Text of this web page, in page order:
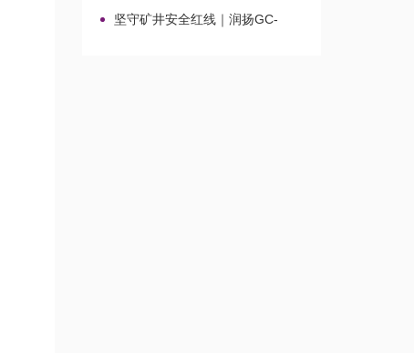
剂的选择
坚守矿井安全红线｜润扬GC-